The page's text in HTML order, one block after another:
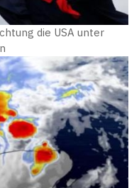
die USA unter